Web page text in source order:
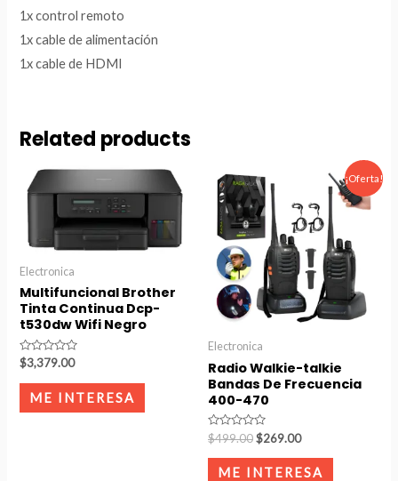
1x control remoto
1x cable de alimentación
1x cable de HDMI
Related products
Electronica
Multifuncional Brother
Tinta Continua Dcp-
t530dw Wifi Negro
Rated
0
out
$3,379.00
ME INTERESA
¡Oferta!
Electronica
Radio Walkie-talkie
Bandas De Frecuencia
400-470
Rated
0
out
$499.00
price
was:
$499.00.
$269.00
Current
is:
$269.00.
ME INTERESA